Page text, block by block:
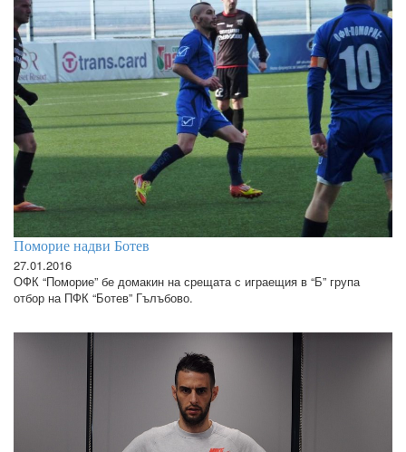
Поморие надви Ботев
27.01.2016
ОФК “Поморие” бе домакин на срещата с играещия в “Б” група
отбор на ПФК “Ботев” Гълъбово.